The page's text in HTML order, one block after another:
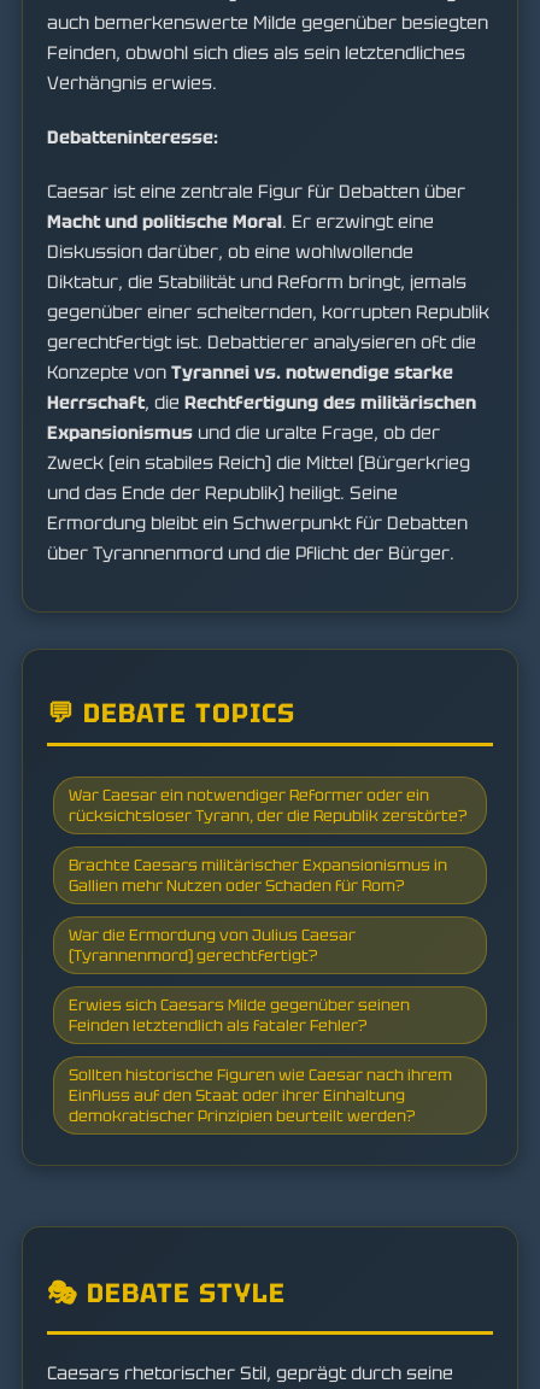
auch bemerkenswerte Milde gegenüber besiegten
Feinden, obwohl sich dies als sein letztendliches
Verhängnis erwies.
Debatteninteresse:
Caesar ist eine zentrale Figur für Debatten über
Macht und politische Moral. Er erzwingt eine
Diskussion darüber, ob eine wohlwollende
Diktatur, die Stabilität und Reform bringt, jemals
gegenüber einer scheiternden, korrupten Republik
gerechtfertigt ist. Debattierer analysieren oft die
Konzepte von Tyrannei vs. notwendige starke
Herrschaft, die Rechtfertigung des militärischen
Expansionismus und die uralte Frage, ob der
Zweck (ein stabiles Reich) die Mittel (Bürgerkrieg
und das Ende der Republik) heiligt. Seine
Ermordung bleibt ein Schwerpunkt für Debatten
über Tyrannenmord und die Pflicht der Bürger.
💬 DEBATE TOPICS
War Caesar ein notwendiger Reformer oder ein
rücksichtsloser Tyrann, der die Republik zerstörte?
Brachte Caesars militärischer Expansionismus in
Gallien mehr Nutzen oder Schaden für Rom?
War die Ermordung von Julius Caesar
(Tyrannenmord) gerechtfertigt?
Erwies sich Caesars Milde gegenüber seinen
Feinden letztendlich als fataler Fehler?
Sollten historische Figuren wie Caesar nach ihrem
Einfluss auf den Staat oder ihrer Einhaltung
demokratischer Prinzipien beurteilt werden?
🎭 DEBATE STYLE
Caesars rhetorischer Stil, geprägt durch seine